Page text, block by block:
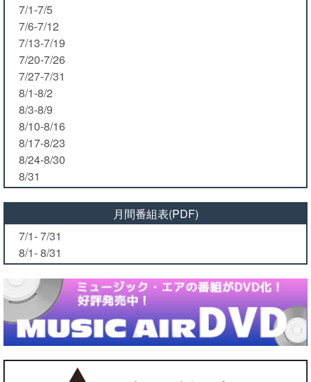
7/1-7/5
7/6-7/12
7/13-7/19
7/20-7/26
7/27-7/31
8/1-8/2
8/3-8/9
8/10-8/16
8/17-8/23
8/24-8/30
8/31
月間番組表(PDF)
7/1- 7/31
8/1- 8/31